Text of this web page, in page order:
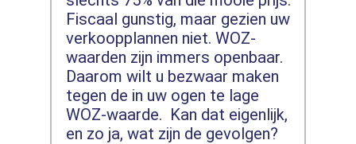
Fiscaal gunstig, maar gezien uw
verkoopplannen niet. WOZ-
waarden zijn immers openbaar.
Daarom wilt u bezwaar maken
tegen de in uw ogen te lage
WOZ-waarde. Kan dat eigenlijk,
en zo ja, wat zijn de gevolgen?